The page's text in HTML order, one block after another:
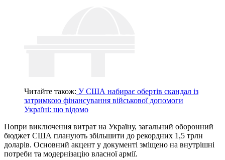
Читайте також: У США набирає обертів скандал із
затримкою фінансування військової допомоги
Україні: що відомо
Попри виключення витрат на Україну, загальний оборонний
бюджет США планують збільшити до рекордних 1,5 трлн
доларів. Основний акцент у документі зміщено на внутрішні
потреби та модернізацію власної армії.